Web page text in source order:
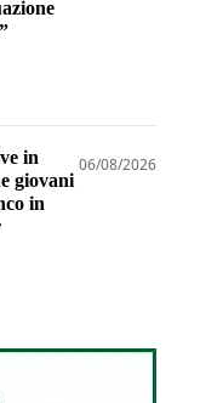
in
giovani
in
06/08/2026